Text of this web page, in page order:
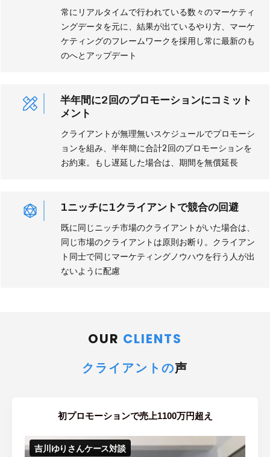
常にリアルタイムで行われている数々のマーケティ
ングデータを元に、結果が出ているやり方、マーケ
ケティングのフレームワークを採用し常に最新のも
のへとアップデート
半年間に2回のプロモーションにコミット
メント
クライアントが無理無いスケジュールでプロモーシ
ョンを組み、半年簡に合計2回のプロモーションを
お約束。もし遅延した場合は、期間を無償延長
1ニッチに1クライアントで競合の回避
既に同じニッチ市場のクライアントがいた場合は、
同じ市場のクライアントは原則お断り。クライアン
ト同士で同じマーケティングノウハウを行う人が出
ないように配慮
OUR CLIENTS
クライアントの声
初プロモーションで売上1100万円超え